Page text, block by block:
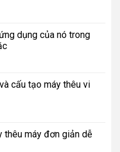
dụng của nó trong
cấu tạo máy thêu vi
thêu máy đơn giản dễ